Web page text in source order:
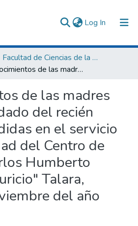
Log In (current)
Facultad de Ciencias de la Salud
Conocimientos de las madres sobre el cuidado del recién nacido atendidas en el servicio de maternidad del Centro de Salud II "Carlos Humberto Vivanco Mauricio" Talara, agosto a noviembre del año 2016.
de las madres
del recién
en el servicio
del Centro de
Humberto
Talara,
del año